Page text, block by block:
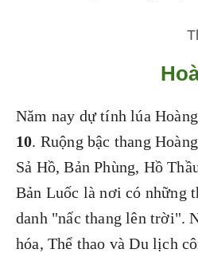
Năm nay dự tính lúa
10. Ruộng bậc thang
Sả Hồ, Bản Phùng, Hồ
Bản Luốc là nơi có những
danh "nấc thang lên trời".
hóa, Thể thao và Du lịch